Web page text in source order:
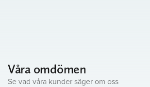
Våra omdömen
Se vad våra kunder säger om oss